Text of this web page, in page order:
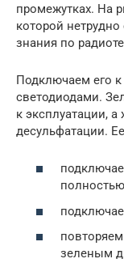
промежутках. На
которой нетрудно
знания по
Подключаем его
светодиодами.
к эксплуатации,
десульфатации.
зеленым